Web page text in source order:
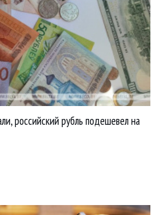
российский рубль подешевел на